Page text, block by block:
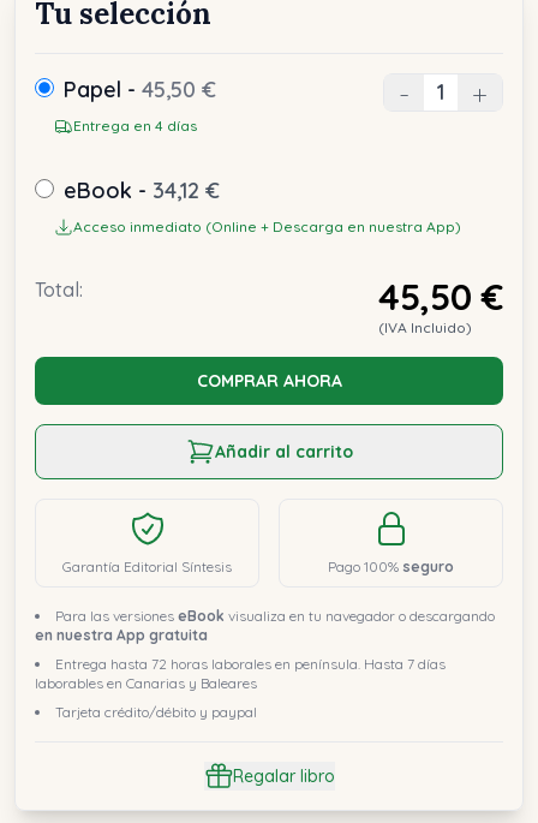
Tu selección
Papel - 45,50 €
Entrega en 4 días
- +
eBook - 34,12 €
Acceso inmediato (Online + Descarga en nuestra App)
Total: 45,50 €
(IVA Incluido)
COMPRAR AHORA
Añadir al carrito
Garantía Editorial Síntesis Pago 100% seguro
Para las versiones eBook visualiza en tu navegador o descargando
en nuestra App gratuita
Entrega hasta 72 horas laborales en península. Hasta 7 días
laborables en Canarias y Baleares
Tarjeta crédito/débito y paypal
Regalar libro